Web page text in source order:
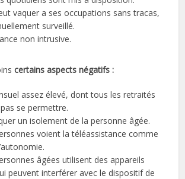
vaquer a ses occupations sans tracas,
surveillé.
non intrusive.
certains aspects négatifs :
assez élevé, dont tous les retraités
se permettre.
un isolement de la personne âgée.
voient la téléassistance comme
âgées utilisent des appareils
peuvent interférer avec le dispositif de